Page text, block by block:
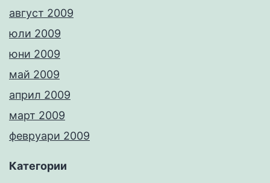
август 2009
юли 2009
юни 2009
май 2009
април 2009
март 2009
февруари 2009
Категории